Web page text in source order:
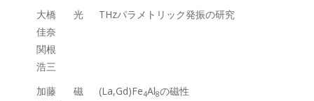
大橋
佳奈
関根
浩三
光 THzパラメトリック発振の研究
加藤
磁 (La,Gd)Fe4Al8の磁性